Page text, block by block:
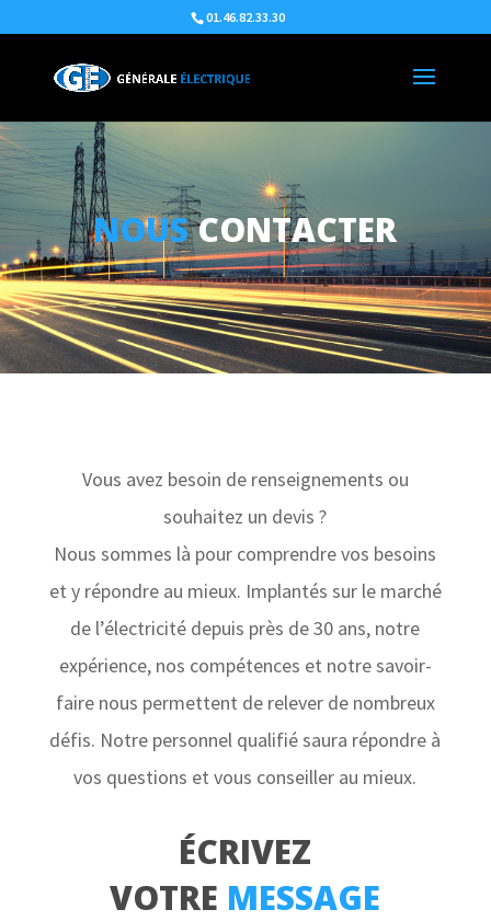
01.46.82.33.30
NOUSCONTACTER
Vous avez besoin de renseignements ou
souhaitez un devis ?
Nous sommes là pour comprendre vos besoins
et y répondre au mieux. Implantés sur le marché
de l’électricité depuis près de 30 ans, notre
expérience, nos compétences et notre savoir-
faire nous permettent de relever de nombreux
défis. Notre personnel qualifié saura répondre à
vos questions et vous conseiller au mieux.
ÉCRIVEZ
VOTRE MESSAGE